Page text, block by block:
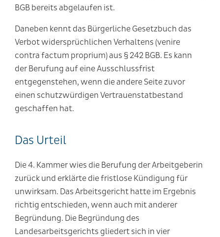
BGB bereits abgelaufen ist.
Daneben kennt das Bürgerliche Gesetzbuch das
Verbot widersprüchlichen Verhaltens (venire
contra factum proprium) aus § 242 BGB. Es kann
der Berufung auf eine Ausschlussfrist
entgegenstehen, wenn die andere Seite zuvor
einen schutzwürdigen Vertrauenstatbestand
geschaffen hat.
Das Urteil
Die 4. Kammer wies die Berufung der Arbeitgeberin
zurück und erklärte die fristlose Kündigung für
unwirksam. Das Arbeitsgericht hatte im Ergebnis
richtig entschieden, wenn auch mit anderer
Begründung. Die Begründung des
Landesarbeitsgerichts gliedert sich in vier